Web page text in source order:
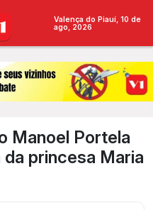
Valença do Piauí, 10 de
ago, 2026
Manoel Portela
princesa Maria